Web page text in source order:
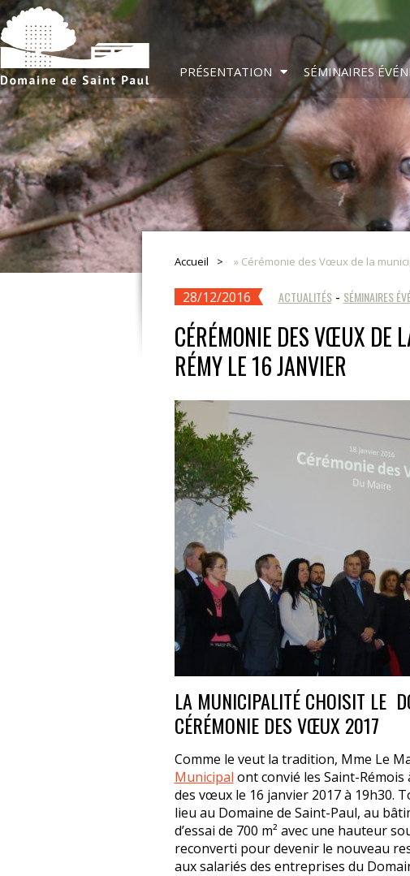
PRÉSENTATION SÉMINAIRES
Accueil » Cérémonie des Vœux de la
28/12/2016 ACTUALITÉS- SÉMINAIRES
CÉRÉMONIE DES VŒUX DE
RÉMY LE 16 JANVIER
LA MUNICIPALITÉ CHOISIT LE
CÉRÉMONIE DES VŒUX 2017
Comme le veut la tradition, Mme Le
Municipal ont convié les Saint-
des vœux le 16 janvier 2017 à 19h30.
lieu au Domaine de Saint-Paul, au
d’essai de 700 m² avec une hauteur
reconverti pour devenir le nouveau
aux salariés des entreprises du